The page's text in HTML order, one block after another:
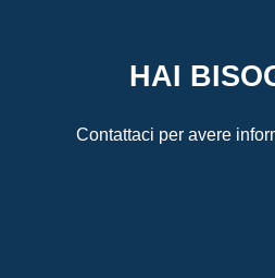
HAI
Contattaci per avere